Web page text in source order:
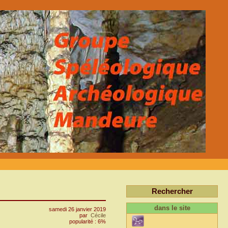
samedi 26 janvier 2019
par Cécile
popularité : 6%
Rechercher
dans le site